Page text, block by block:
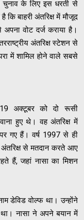
चुनाव के लिए इस धरती से
कि बाहरी अंतरिक्ष में मौजूद
वोट दर्ज कराया है।
अंतरिक्ष स्टेशन से
में शामिल होने वाले सबसे
अक्टूबर को दो रूसी
हुए थे। वह अंतरिक्ष में
गए हैं। वर्ष 1997 से ही
से मतदान करते आए
हैं, जहां नासा का मिशन
डेविड वोल्फ था। उन्होंने
नासा ने अपने बयान में